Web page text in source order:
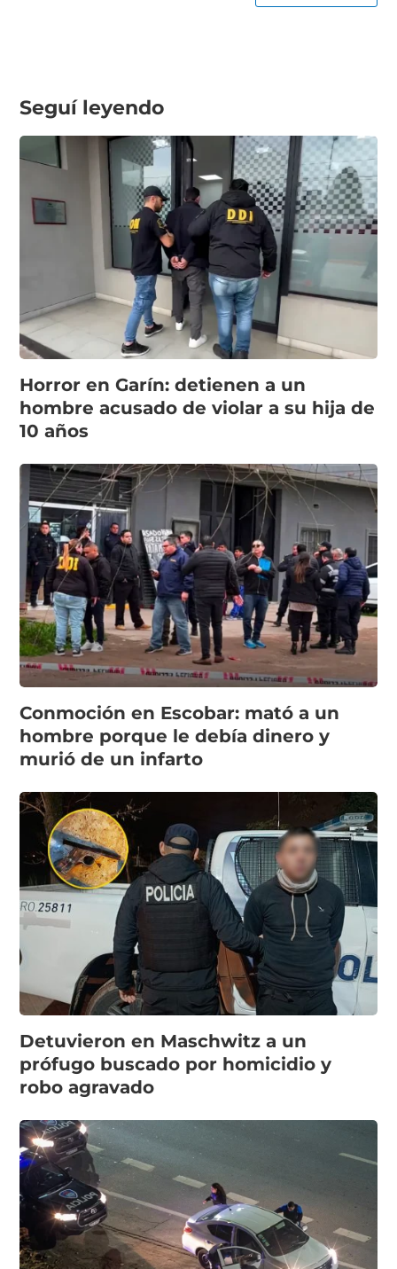
Seguí leyendo
Horror en Garín: detienen a un
hombre acusado de violar a su hija de
10 años
Conmoción en Escobar: mató a un
hombre porque le debía dinero y
murió de un infarto
Detuvieron en Maschwitz a un
prófugo buscado por homicidio y
robo agravado